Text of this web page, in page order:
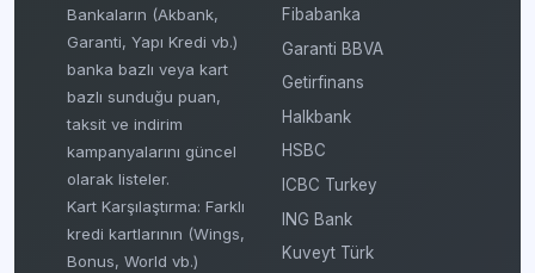
Bankaların (Akbank,
Garanti, Yapı Kredi vb.)
banka bazlı veya kart
bazlı sunduğu puan,
taksit ve indirim
kampanyalarını güncel
olarak listeler.
Kart Karşılaştırma: Farklı
kredi kartlarının (Wings,
Bonus, World vb.)
Fibabanka
Garanti BBVA
Getirfinans
Halkbank
HSBC
ICBC Turkey
ING Bank
Kuveyt Türk